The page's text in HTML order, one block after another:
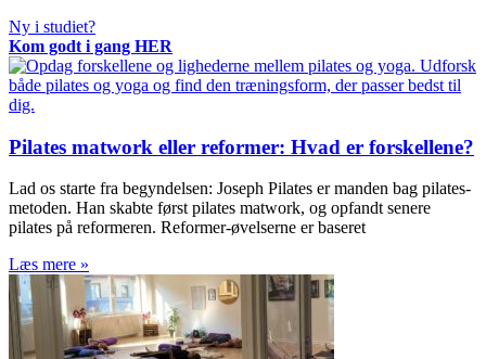
Ny i studiet?
Kom godt i gang HER
Pilates matwork eller reformer: Hvad er forskellene?
Lad os starte fra begyndelsen: Joseph Pilates er manden bag pilates-
metoden. Han skabte først pilates matwork, og opfandt senere
pilates på reformeren. Reformer-øvelserne er baseret
Læs mere »